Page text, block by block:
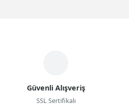
modellerde bu seviyeler önceden
sadece bir düğmeye basmanız
Güvenli Alışveriş
SSL Sertifikalı